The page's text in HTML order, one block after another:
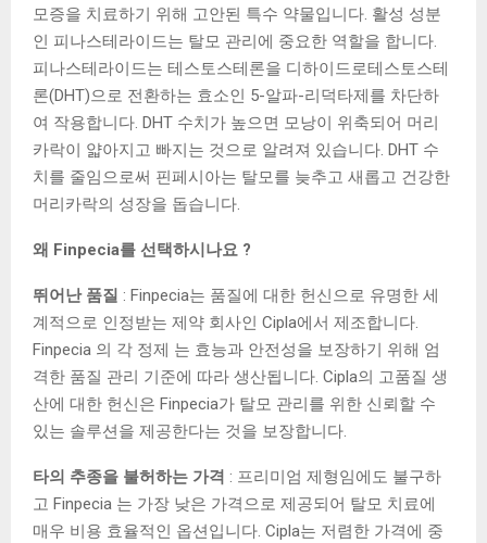
모증을 치료하기 위해 고안된 특수 약물입니다. 활성 성분
인 피나스테라이드는 탈모 관리에 중요한 역할을 합니다.
피나스테라이드는 테스토스테론을 디하이드로테스토스테
론(DHT)으로 전환하는 효소인 5-알파-리덕타제를 차단하
여 작용합니다. DHT 수치가 높으면 모낭이 위축되어 머리
카락이 얇아지고 빠지는 것으로 알려져 있습니다. DHT 수
치를 줄임으로써 핀페시아는 탈모를 늦추고 새롭고 건강한
머리카락의 성장을 돕습니다.
왜 Finpecia를 선택하시나요 ?
뛰어난 품질 : Finpecia는 품질에 대한 헌신으로 유명한 세
계적으로 인정받는 제약 회사인 Cipla에서 제조합니다.
Finpecia 의 각 정제 는 효능과 안전성을 보장하기 위해 엄
격한 품질 관리 기준에 따라 생산됩니다. Cipla의 고품질 생
산에 대한 헌신은 Finpecia가 탈모 관리를 위한 신뢰할 수
있는 솔루션을 제공한다는 것을 보장합니다.
타의 추종을 불허하는 가격 : 프리미엄 제형임에도 불구하
고 Finpecia 는 가장 낮은 가격으로 제공되어 탈모 치료에
매우 비용 효율적인 옵션입니다. Cipla는 저렴한 가격에 중